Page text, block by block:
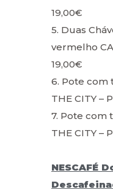
19,00€
5. Duas
vermelho
19,00€
6. Pote com
THE CITY –
7. Pote com
THE CITY –
NESCAFÉ